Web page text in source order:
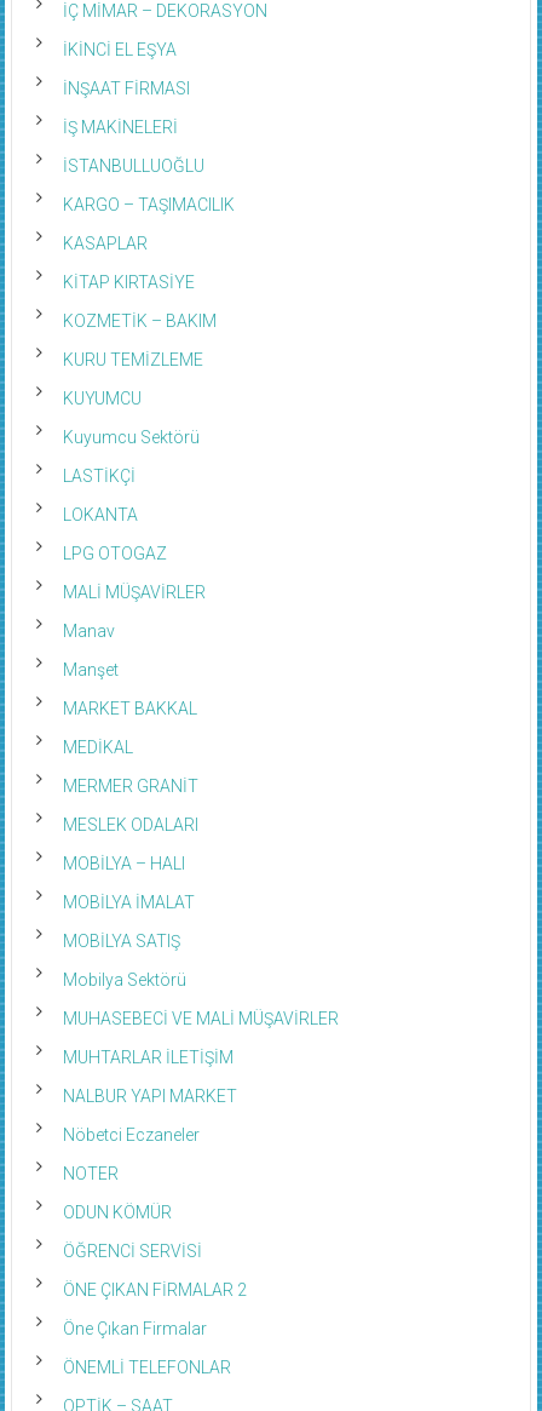
İÇ MİMAR – DEKORASYON
İKİNCİ EL EŞYA
İNŞAAT FİRMASI
İŞ MAKİNELERİ
İSTANBULLUOĞLU
KARGO – TAŞIMACILIK
KASAPLAR
KİTAP KIRTASİYE
KOZMETİK – BAKIM
KURU TEMİZLEME
KUYUMCU
Kuyumcu Sektörü
LASTİKÇİ
LOKANTA
LPG OTOGAZ
MALİ MÜŞAVİRLER
Manav
Manşet
MARKET BAKKAL
MEDİKAL
MERMER GRANİT
MESLEK ODALARI
MOBİLYA – HALI
MOBİLYA İMALAT
MOBİLYA SATIŞ
Mobilya Sektörü
MUHASEBECİ VE MALİ MÜŞAVİRLER
MUHTARLAR İLETİŞİM
NALBUR YAPI MARKET
Nöbetci Eczaneler
NOTER
ODUN KÖMÜR
ÖĞRENCİ SERVİSİ
ÖNE ÇIKAN FİRMALAR 2
Öne Çıkan Firmalar
ÖNEMLİ TELEFONLAR
OPTİK – SAAT